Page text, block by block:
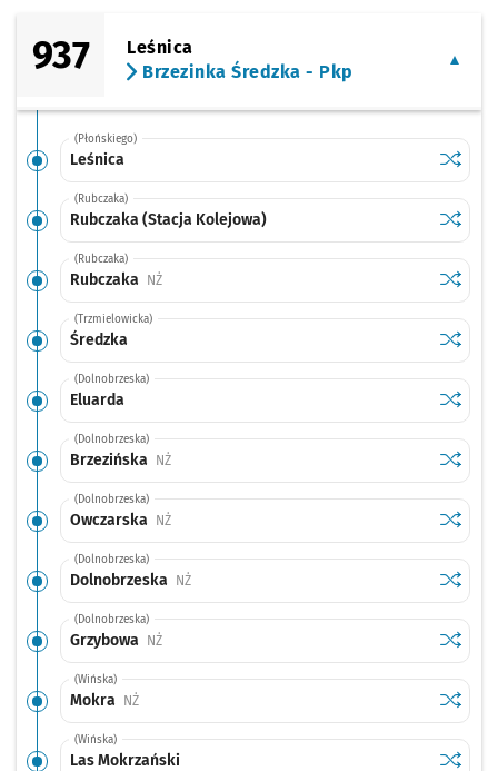
937
Leśnica
Brzezinka Średzka - Pkp
(Płońskiego)
Leśnica
(Rubczaka)
Rubczaka (Stacja Kolejowa)
(Rubczaka)
Rubczaka NŻPrzystanek na życzenie
(Trzmielowicka)
Średzka
(Dolnobrzeska)
Eluarda
(Dolnobrzeska)
Brzezińska NŻPrzystanek na życzenie
(Dolnobrzeska)
Owczarska NŻPrzystanek na życzenie
(Dolnobrzeska)
Dolnobrzeska NŻPrzystanek na życzenie
(Dolnobrzeska)
Grzybowa NŻPrzystanek na życzenie
(Wińska)
Mokra NŻPrzystanek na życzenie
(Wińska)
Las Mokrzański